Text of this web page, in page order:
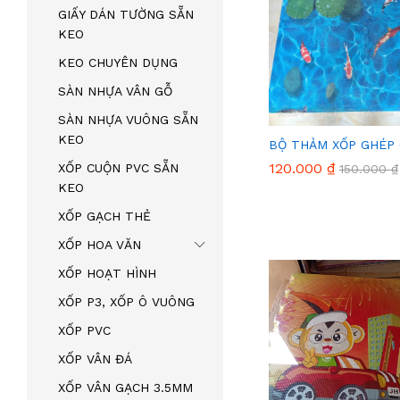
BỘ THẢM XỐP GHÉP
120.000 ₫ 150.000₫
120.000 ₫ 150.000₫
GIẤY DÁN TƯỜNG SẴN
KEO
KEO CHUYÊN DỤNG
SÀN NHỰA VÂN GỖ
SÀN NHỰA VUÔNG SẴN
KEO
XỐP CUỘN PVC SẴN
KEO
XỐP GẠCH THẺ
XỐP HOA VĂN
XỐP HOẠT HÌNH
XỐP P3, XỐP Ô VUÔNG
XỐP PVC
XỐP VÂN ĐÁ
XỐP VÂN GẠCH 3.5MM